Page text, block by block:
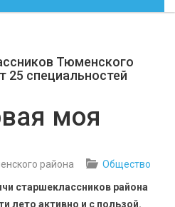
Тюменского
25 специальностей
моя
района
Общество
старшеклассников района
лето активно и с пользой.